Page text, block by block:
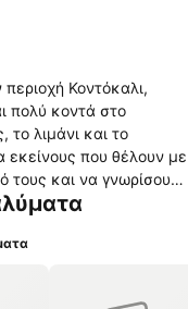
Κοντόκαλι,
πολύ κοντά στο
το λιμάνι και το
εκείνους που θέλουν με
τους και να γνωρίσουν
γεμάτο ιστορία νησί.
και η ποιότητα